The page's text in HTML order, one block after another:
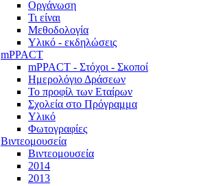
Οργάνωση
Τι είναι
Μεθοδολογία
Υλικό - εκδηλώσεις
mPPACT
mPPACT - Στόχοι - Σκοποί
Ημερολόγιο Δράσεων
Το προφίλ των Εταίρων
Σχολεία στο Πρόγραμμα
Υλικό
Φωτογραφίες
Βιντεομουσεία
Βιντεομουσεία
2014
2013